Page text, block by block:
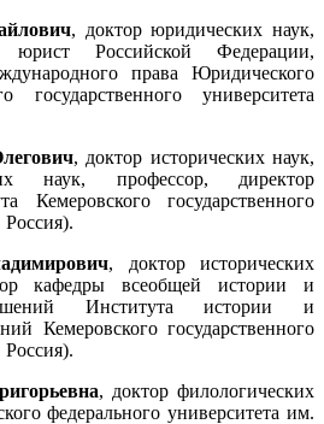
, доктор юридических наук,
юрист Российской Федерации,
права Юридического
государственного университета
, доктор исторических наук,
наук, профессор, директор
Кемеровского государственного
Россия).
, доктор исторических
кафедры всеобщей истории и
Института истории и
Кемеровского государственного
Россия).
, доктор филологических
федерального университета им.